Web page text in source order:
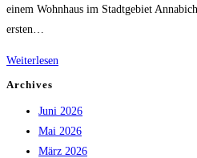
einem Wohnhaus im Stadtgebiet
ersten…
Weiterlesen
am
07.01.2026
Archives
Juni 2026
Mai 2026
März 2026